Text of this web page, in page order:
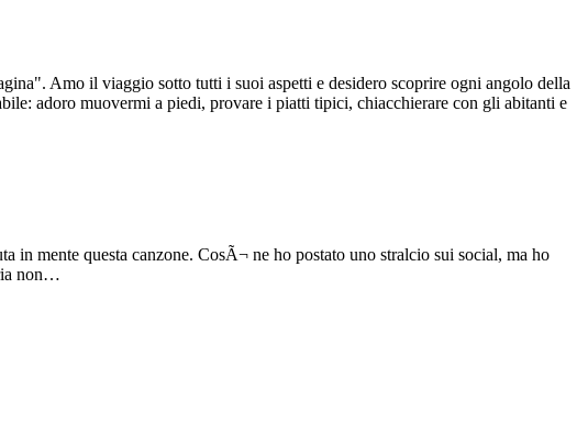
Amo il viaggio sotto tutti i suoi aspetti e desidero scoprire ogni angolo della
adoro muovermi a piedi, provare i piatti tipici, chiacchierare con gli abitanti e
in mente questa canzone. CosÃ¬ ne ho postato uno stralcio sui social, ma ho
non…